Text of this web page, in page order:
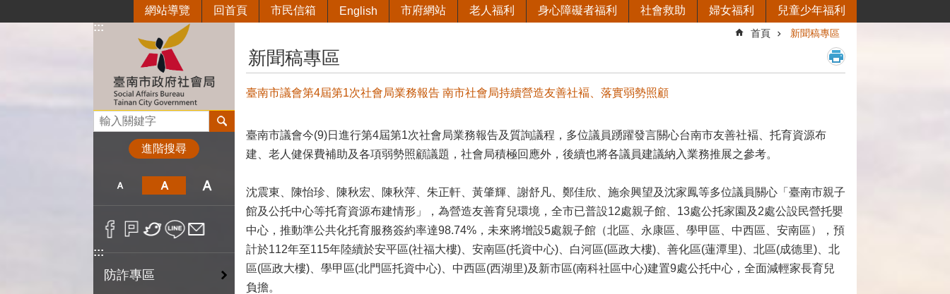
:::
網站導覽 回首頁 市民信箱 English 市府網站 老人福利 身心障礙者福利 社會救助 婦女福利 兒童少年福利
搜尋
進階搜尋
:::
防詐專區
首頁 新聞稿專區
新聞稿專區
臺南市議會第4屆第1次社會局業務報告 南市社會局持續營造友善社褔、落實弱勢照顧
臺南市議會今(9)日進行第4屆第1次社會局業務報告及質詢議程，多位議員踴躍發言關心台南市友善社褔、托育資源布
建、老人健保費補助及各項弱勢照顧議題，社會局積極回應外，後續也將各議員建議納入業務推展之參考。
沈震東、陳怡珍、陳秋宏、陳秋萍、朱正軒、黃肇輝、謝舒凡、鄭佳欣、施余興望及沈家鳳等多位議員關心「臺南市親子
館及公托中心等托育資源布建情形」，為營造友善育兒環境，全市已普設12處親子館、13處公托家園及2處公設民營托嬰
中心，推動準公共化托育服務簽約率達98.74%，未來將增設5處親子館（北區、永康區、學甲區、中西區、安南區），預
計於112年至115年陸續於安平區(社福大樓)、安南區(托資中心)、白河區(區政大樓)、善化區(蓮潭里)、北區(成德里)、北
區(區政大樓)、學甲區(北門區托資中心)、中西區(西湖里)及新市區(南科社區中心)建置9處公托中心，全面減輕家長育兒
負擔。